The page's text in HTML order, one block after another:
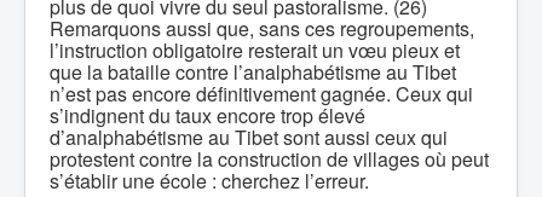
plus de quoi vivre du seul pastoralisme. (26)
Remarquons aussi que, sans ces regroupements,
l’instruction obligatoire resterait un vœu pieux et
que la bataille contre l’analphabétisme au Tibet
n’est pas encore définitivement gagnée. Ceux qui
s’indignent du taux encore trop élevé
d’analphabétisme au Tibet sont aussi ceux qui
protestent contre la construction de villages où peut
s’établir une école : cherchez l’erreur.